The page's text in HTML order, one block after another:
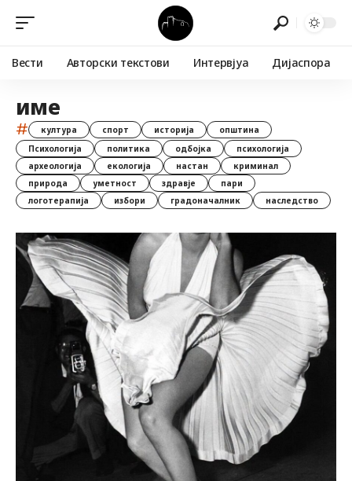
Вести Авторски текстови Интервјуа Дијаспора
име
# култура спорт историја
општина
Психологија
политика одбојка
психологија
археологија
екологија настан
криминал
природа
уметност здравје
пари
логотерапија
избори градоначалник наследство